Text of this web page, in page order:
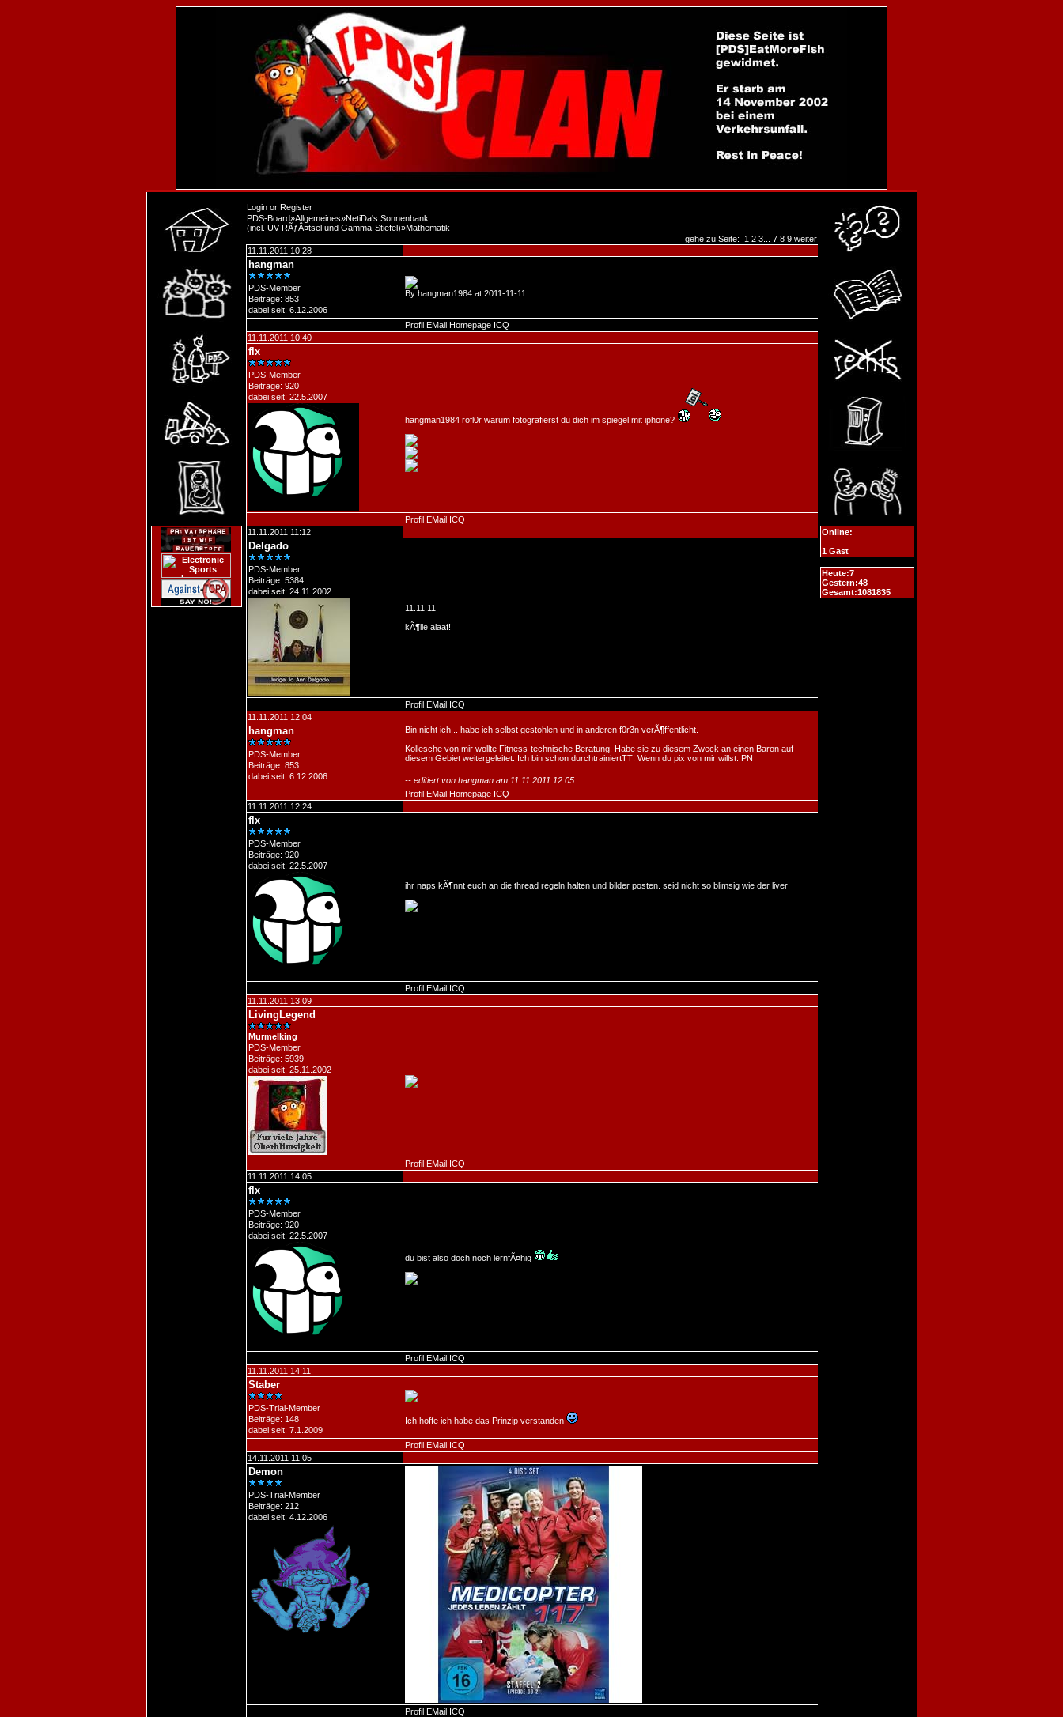
Loginor Register
PDS-Board»Allgemeines»NetiDa's Sonnenbank
(incl. UV-RÃƒÂ¤tsel und Gamma-Stiefel)»Mathematik
gehe zu Seite:
1 2 3... 78 9 weiter
11.11.2011 10:28
hangman
PDS-Member
Beiträge: 853
dabei seit: 6.12.2006
By hangman1984at 2011-11-11
Profil EMail Homepage ICQ
11.11.2011 10:40
flx
PDS-Member
Beiträge: 920
dabei seit: 22.5.2007
hangman1984 rofl0r warum fotografierst du dich im spiegel mit iphone?
Profil EMail ICQ
11.11.2011 11:12
Delgado
PDS-Member
Beiträge: 5384
dabei seit: 24.11.2002
11.11.11
kÃ¶lle alaaf!
Profil EMail ICQ
11.11.2011 12:04
hangman
PDS-Member
Beiträge: 853
dabei seit: 6.12.2006
Bin nicht ich... habe ich selbst gestohlen und in anderen f0r3n verÃ¶ffentlicht.
Kollesche von mir wollte Fitness-technische Beratung. Habe sie zu diesem Zweck an einen Baron auf
diesem Gebiet weitergeleitet. Ich bin schon durchtrainiertTT! Wenn du pix von mir willst: PN
-- editiert von hangman am 11.11.2011 12:05
Profil EMail Homepage ICQ
11.11.2011 12:24
flx
PDS-Member
Beiträge: 920
dabei seit: 22.5.2007
ihr naps kÃ¶nnt euch an die thread regeln halten und bilder posten. seid nicht so blimsig wie der liver
Profil EMail ICQ
11.11.2011 13:09
LivingLegend
Murmelking
PDS-Member
Beiträge: 5939
dabei seit: 25.11.2002
Profil EMail ICQ
11.11.2011 14:05
flx
PDS-Member
Beiträge: 920
dabei seit: 22.5.2007
du bist also doch noch lernfÃ¤hig
Profil EMail ICQ
11.11.2011 14:11
Staber
PDS-Trial-Member
Beiträge: 148
dabei seit: 7.1.2009
Ich hoffe ich habe das Prinzip verstanden
Profil EMail ICQ
14.11.2011 11:05
Demon
PDS-Trial-Member
Beiträge: 212
dabei seit: 4.12.2006
Profil EMail ICQ
Online:
1 Gast
Heute:7
Gestern:48
Gesamt:1081835